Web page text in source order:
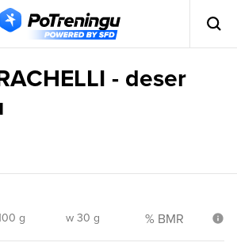
- deser
g w 30 g % BMR